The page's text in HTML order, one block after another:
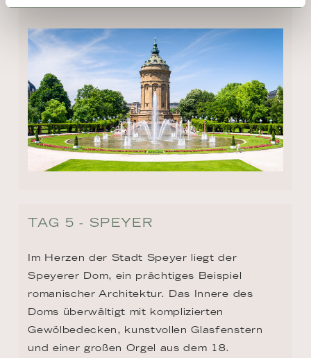
TAG 5 - SPEYER
Im Herzen der Stadt Speyer liegt der
Speyerer Dom, ein prächtiges Beispiel
romanischer Architektur. Das Innere des
Doms überwältigt mit komplizierten
Gewölbedecken, kunstvollen Glasfenstern
und einer großen Orgel aus dem 18.